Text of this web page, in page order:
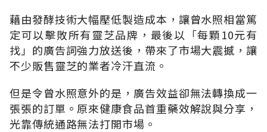
藉由發酵技術大幅壓低製造成本，讓曾水照相當篤
定可以擊敗所有靈芝品牌，最後以「每顆10元有
找」的廣告詞強力放送後，帶來了市場大震撼，讓
不少販售靈芝的業者冷汗直流。
但是令曾水照意外的是，廣告效益卻無法轉換成一
張張的訂單。原來健康食品首重藥效解說與分享，
光靠傳統通路無法打開市場。